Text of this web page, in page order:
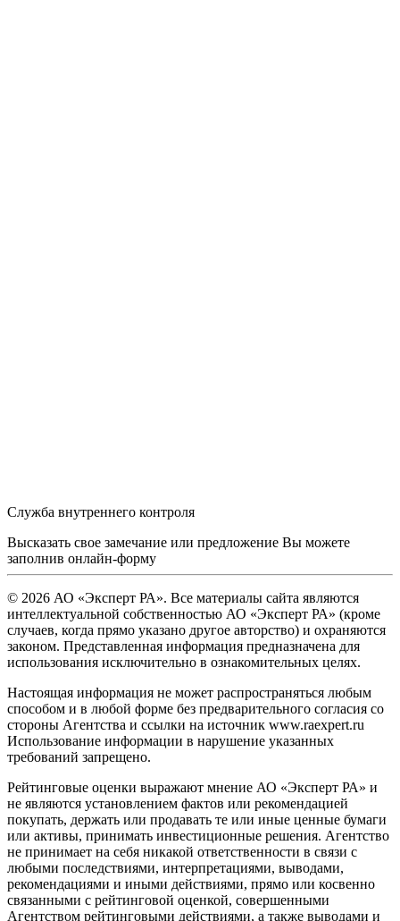
Служба внутреннего контроля
Высказать свое замечание или предложение Вы можете
заполнив онлайн-форму
© 2026 АО «Эксперт РА». Все материалы сайта являются
интеллектуальной собственностью АО «Эксперт РА» (кроме
случаев, когда прямо указано другое авторство) и охраняются
законом. Представленная информация предназначена для
использования исключительно в ознакомительных целях.
Настоящая информация не может распространяться любым
способом и в любой форме без предварительного согласия со
стороны Агентства и ссылки на источник www.raexpert.ru
Использование информации в нарушение указанных
требований запрещено.
Рейтинговые оценки выражают мнение АО «Эксперт РА» и
не являются установлением фактов или рекомендацией
покупать, держать или продавать те или иные ценные бумаги
или активы, принимать инвестиционные решения. Агентство
не принимает на себя никакой ответственности в связи с
любыми последствиями, интерпретациями, выводами,
рекомендациями и иными действиями, прямо или косвенно
связанными с рейтинговой оценкой, совершенными
Агентством рейтинговыми действиями, а также выводами и